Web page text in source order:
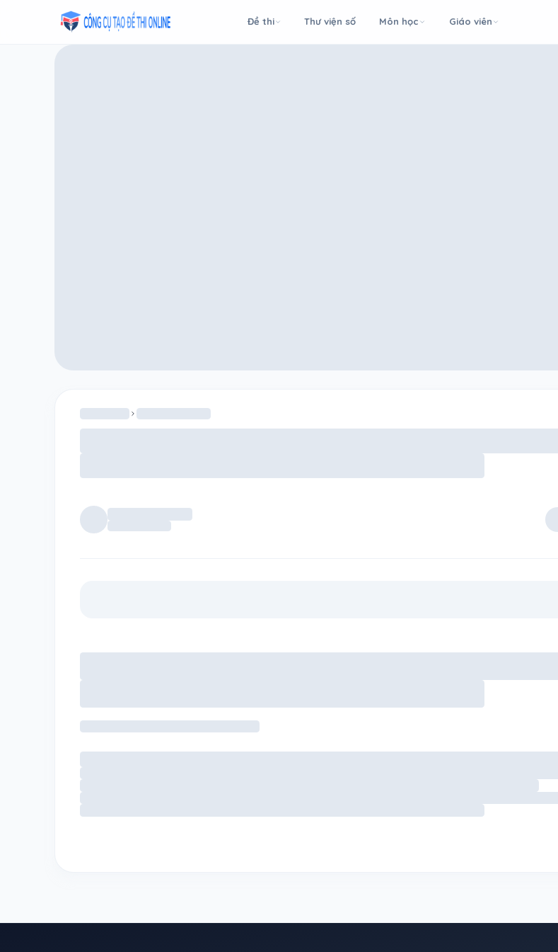
Đề thi Thư viện số Môn học Giáo viên
Taodethi.xyz - Tạo đề thi Online miễn phí